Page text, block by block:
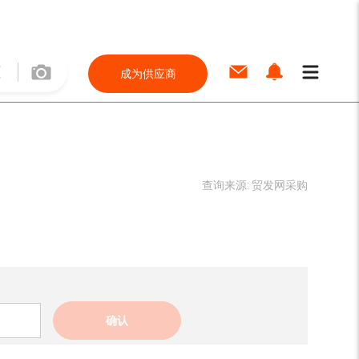
成为供应商
查询来源: 贸发网采购
确认